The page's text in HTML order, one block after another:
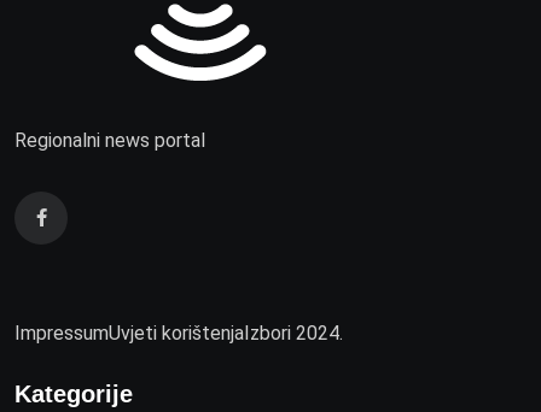
Regionalni news portal
ImpressumUvjeti korištenjaIzbori 2024.
Kategorije